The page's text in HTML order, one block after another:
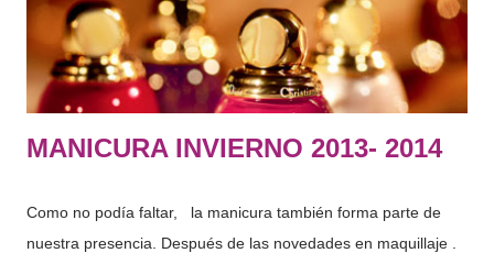
MANICURA INVIERNO 2013- 2014
Como no podía faltar, la manicura también forma parte de
nuestra presencia. Después de las novedades en maquillaje .